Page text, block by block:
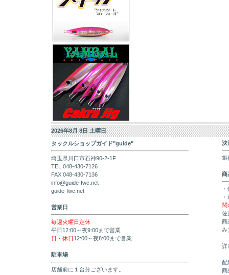
2026年8月 8日 土曜日
タックルショップガイド"guide"
埼玉県川口市石神90-2-1F
TEL 048-430-7126
FAX 048-430-7136
info@guide-fwc.net
guide-fwc.net
営業日
毎週火曜日定休
平日12:00～夜9:00まで営業
日・休日 12:00～夜8:00まで営業
駐車場
店舗前に１台分ございます。
決
銀
商
関
佐
商
み
詳
配
商